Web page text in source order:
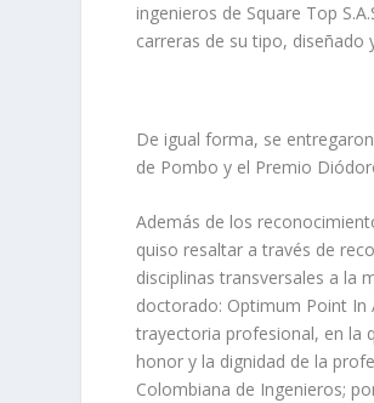
ingenieros de Square Top
carreras de su tipo, diseñado
De igual forma, se
de Pombo y el Premio
Además de los
quiso resaltar a través de
disciplinas transversales a la
doctorado: Optimum Point In
trayectoria profesional, en la
honor y la dignidad de la
Colombiana de Ingenieros;